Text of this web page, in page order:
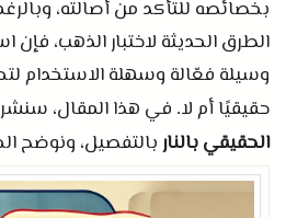
بخصائصه للتأكد من أصالته،
الطرق الحديثة لاختبار الذهب، فإن
وسيلة فعّالة وسهلة الاستخدام
حقيقيًا أم لا. في هذا المقال،
الحقيقي بالنار بالتفصيل، ونوضح